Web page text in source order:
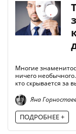
Многие
ничего
кто скрывается
Яна
ПОДРОБНЕЕ +